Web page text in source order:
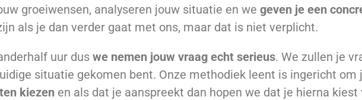
groeiwensen, analyseren jouw situatie en we geven je een
als je dan verder gaat met ons, maar dat is niet verplicht.
uur dus we nemen jouw vraag echt serieus. We zullen je
situatie gekomen bent. Onze methodiek leent is ingericht om
kiezen en als dat je aanspreekt dan hopen we dat je hierna kiest